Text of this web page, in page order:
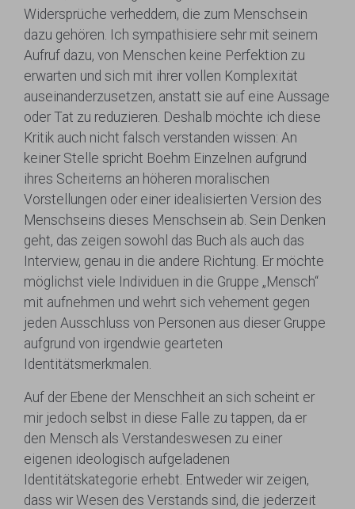
Widersprüche verheddern, die zum Menschsein
dazu gehören. Ich sympathisiere sehr mit seinem
Aufruf dazu, von Menschen keine Perfektion zu
erwarten und sich mit ihrer vollen Komplexität
auseinanderzusetzen, anstatt sie auf eine Aussage
oder Tat zu reduzieren. Deshalb möchte ich diese
Kritik auch nicht falsch verstanden wissen: An
keiner Stelle spricht Boehm Einzelnen aufgrund
ihres Scheiterns an höheren moralischen
Vorstellungen oder einer idealisierten Version des
Menschseins dieses Menschsein ab. Sein Denken
geht, das zeigen sowohl das Buch als auch das
Interview, genau in die andere Richtung. Er möchte
möglichst viele Individuen in die Gruppe „Mensch“
mit aufnehmen und wehrt sich vehement gegen
jeden Ausschluss von Personen aus dieser Gruppe
aufgrund von irgendwie gearteten
Identitätsmerkmalen.
Auf der Ebene der Menschheit an sich scheint er
mir jedoch selbst in diese Falle zu tappen, da er
den Mensch als Verstandeswesen zu einer
eigenen ideologisch aufgeladenen
Identitätskategorie erhebt. Entweder wir zeigen,
dass wir Wesen des Verstands sind, die jederzeit